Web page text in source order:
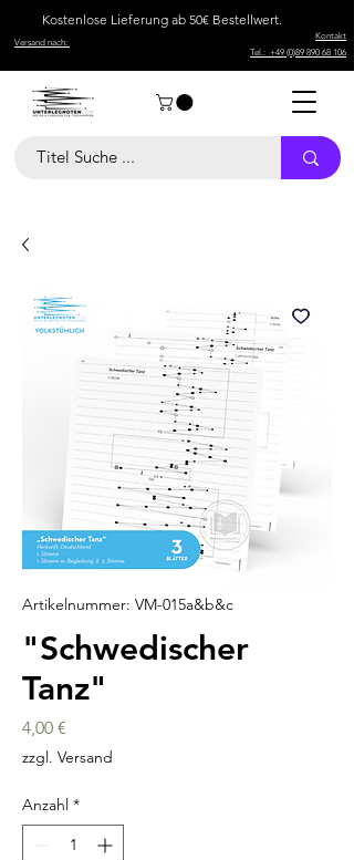
Kostenlose Lieferung ab 50€ Bestellwert.
Kontakt
Tel.: +49 (0)89 890 68 106
Versand nach:
Artikelnummer: VM-015a&b&c
"Schwedischer
Tanz"
4,00 €
zzgl. Versand
Anzahl *